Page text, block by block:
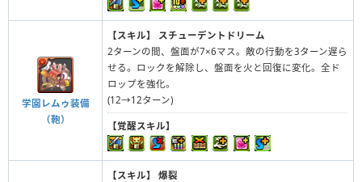
学園レムゥ装備
（鞄）
【スキル】
スチューデントドリーム
2ターンの間、盤面が7×6マス。敵の行動を3ターン遅ら
せる。ロックを解除し、盤面を火と回復に変化。全ド
ロップを強化。
(12→12ターン)
【覚醒スキル】
【スキル】
爆裂